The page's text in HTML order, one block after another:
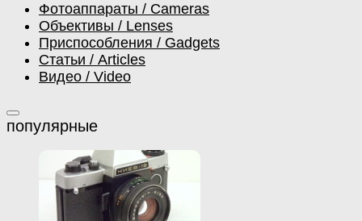
Фотоаппараты / Cameras
Объективы / Lenses
Приспособления / Gadgets
Статьи / Articles
Видео / Video